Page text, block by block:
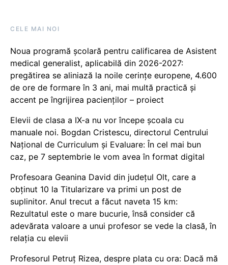
CELE MAI NOI
Noua programă școlară pentru calificarea de Asistent
medical generalist, aplicabilă din 2026-2027:
pregătirea se aliniază la noile cerințe europene, 4.600
de ore de formare în 3 ani, mai multă practică și
accent pe îngrijirea pacienților – proiect
Elevii de clasa a IX-a nu vor începe școala cu
manuale noi. Bogdan Cristescu, directorul Centrului
Național de Curriculum și Evaluare: În cel mai bun
caz, pe 7 septembrie le vom avea în format digital
Profesoara Geanina David din județul Olt, care a
obținut 10 la Titularizare va primi un post de
suplinitor. Anul trecut a făcut naveta 15 km:
Rezultatul este o mare bucurie, însă consider că
adevărata valoare a unui profesor se vede la clasă, în
relația cu elevii
Profesorul Petruț Rizea, despre plata cu ora: Dacă mă